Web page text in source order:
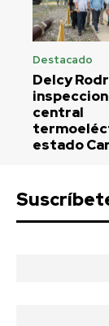
Destacado
Delcy
central
estado